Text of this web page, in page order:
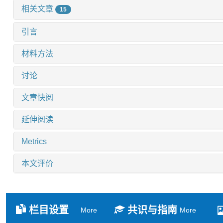
相关文章 15
引言
材料方法
讨论
文章快阅
延伸阅读
Metrics
本文评价
栏目设置 More 共识与指南 More